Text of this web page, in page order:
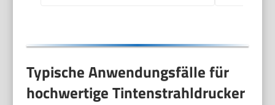
Typische Anwendungsfälle für
hochwertige Tintenstrahldrucker